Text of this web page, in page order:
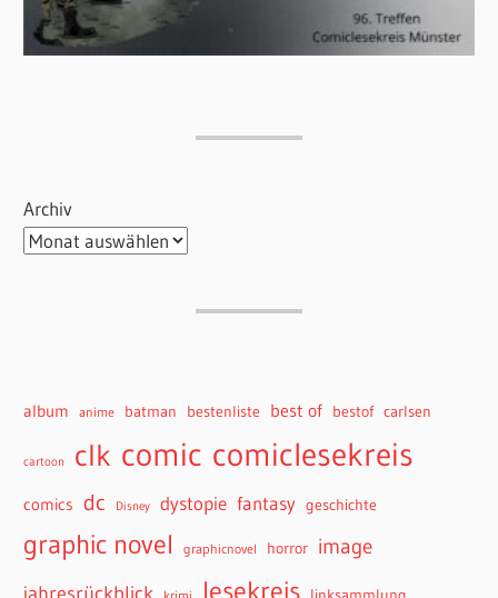
Archiv
album anime batman bestenliste best of bestof carlsen
cartoon clk comic comiclesekreis
comics dc Disney dystopie fantasy geschichte
graphic novel graphicnovel horror image
lesekreis